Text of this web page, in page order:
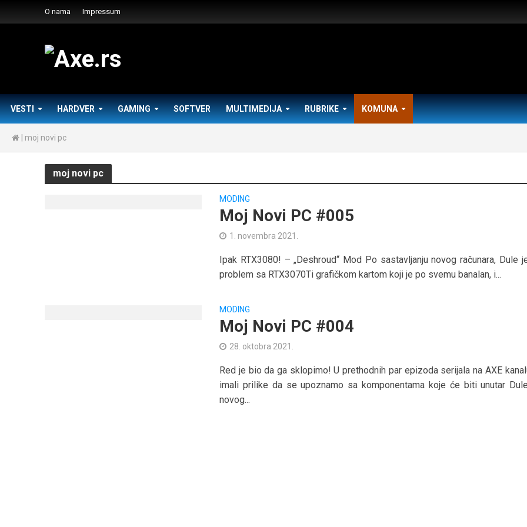
O nama Impressum
VESTI HARDVER GAMING SOFTVER MULTIMEDIJA RUBRIKE KOMUNA
moj novi pc
moj novi pc
MODING
Moj Novi PC #005
1. novembra 2021.
Ipak RTX3080! – „Deshroud“ Mod Po sastavljanju novog računara, Dule
problem sa RTX3070Ti grafičkom kartom koji je po svemu banalan, i...
MODING
Moj Novi PC #004
28. oktobra 2021.
Red je bio da ga sklopimo! U prethodnih par epizoda serijala na AXE
imali prilike da se upoznamo sa komponentama koje će biti unutar
novog...